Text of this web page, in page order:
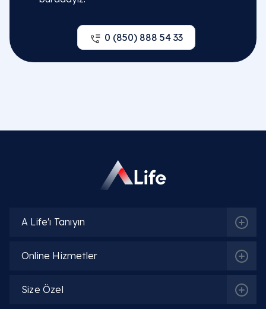
İlgili Hekimler
0 (850) 888 54 33
A Life'ı Tanıyın
Online Hizmetler
Size Özel